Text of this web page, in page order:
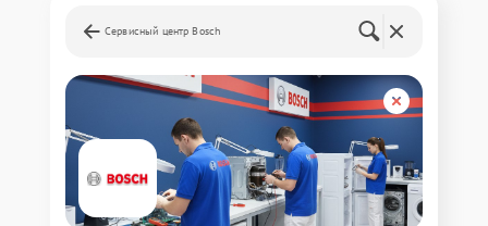
Сервисный центр Bosch